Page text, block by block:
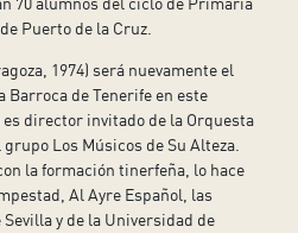
Puerto de la Cruz.
1974) será nuevamente el
Barroca de Tenerife en este
director invitado de la Orquesta
Los Músicos de Su Alteza.
la formación tinerfeña, lo hace
Al Ayre Español, las
y de la Universidad de